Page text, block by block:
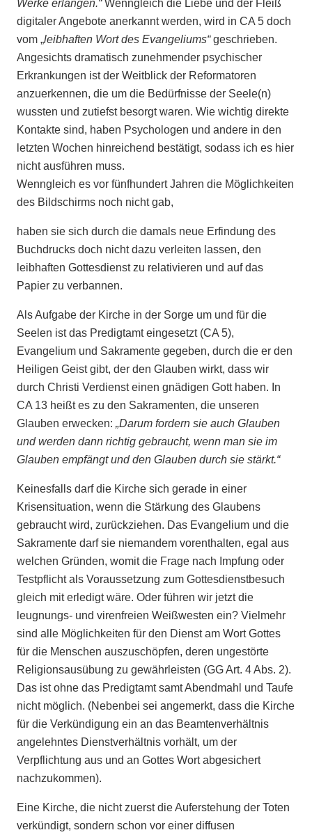
Werke erlangen.“Wenngleich die Liebe und der Fleiß
digitaler Angebote anerkannt werden, wird in CA 5 doch
vom „leibhaften Wort des Evangeliums“geschrieben.
Angesichts dramatisch zunehmender psychischer
Erkrankungen ist der Weitblick der Reformatoren
anzuerkennen, die um die Bedürfnisse der Seele(n)
wussten und zutiefst besorgt waren. Wie wichtig direkte
Kontakte sind, haben Psychologen und andere in den
letzten Wochen hinreichend bestätigt, sodass ich es hier
nicht ausführen muss.
Wenngleich es vor fünfhundert Jahren die Möglichkeiten
des Bildschirms noch nicht gab,
haben sie sich durch die damals neue Erfindung des
Buchdrucks doch nicht dazu verleiten lassen, den
leibhaften Gottesdienst zu relativieren und auf das
Papier zu verbannen.
Als Aufgabe der Kirche in der Sorge um und für die
Seelen ist das Predigtamt eingesetzt (CA 5),
Evangelium und Sakramente gegeben, durch die er den
Heiligen Geist gibt, der den Glauben wirkt, dass wir
durch Christi Verdienst einen gnädigen Gott haben. In
CA 13 heißt es zu den Sakramenten, die unseren
Glauben erwecken: „Darum fordern sie auch Glauben
und werden dann richtig gebraucht, wenn man sie im
Glauben empfängt und den Glauben durch sie stärkt.“
Keinesfalls darf die Kirche sich gerade in einer
Krisensituation, wenn die Stärkung des Glaubens
gebraucht wird, zurückziehen. Das Evangelium und die
Sakramente darf sie niemandem vorenthalten, egal aus
welchen Gründen, womit die Frage nach Impfung oder
Testpflicht als Voraussetzung zum Gottesdienstbesuch
gleich mit erledigt wäre. Oder führen wir jetzt die
leugnungs- und virenfreien Weißwesten ein? Vielmehr
sind alle Möglichkeiten für den Dienst am Wort Gottes
für die Menschen auszuschöpfen, deren ungestörte
Religionsausübung zu gewährleisten (GG Art. 4 Abs. 2).
Das ist ohne das Predigtamt samt Abendmahl und Taufe
nicht möglich. (Nebenbei sei angemerkt, dass die Kirche
für die Verkündigung ein an das Beamtenverhältnis
angelehntes Dienstverhältnis vorhält, um der
Verpflichtung aus und an Gottes Wort abgesichert
nachzukommen).
Eine Kirche, die nicht zuerst die Auferstehung der Toten
verkündigt, sondern schon vor einer diffusen